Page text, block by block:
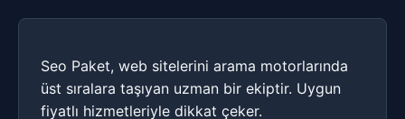
Seo Paket, web sitelerini arama motorlarında
üst sıralara taşıyan uzman bir ekiptir. Uygun
fiyatlı hizmetleriyle dikkat çeker.